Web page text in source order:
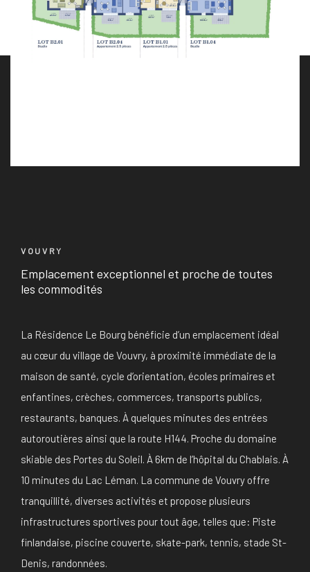
VOUVRY
Emplacement exceptionnel et proche de toutes
les commodités
La Résidence Le Bourg bénéficie d’un emplacement idéal
au cœur du village de Vouvry, à proximité immédiate de la
maison de santé, cycle d’orientation, écoles primaires et
enfantines, crèches, commerces, transports publics,
restaurants, banques. À quelques minutes des entrées
autoroutières ainsi que la route H144. Proche du domaine
skiable des Portes du Soleil. À 6km de l’hôpital du Chablais. À
10 minutes du Lac Léman. La commune de Vouvry offre
tranquillité, diverses activités et propose plusieurs
infrastructures sportives pour tout âge, telles que: Piste
finlandaise, piscine couverte, skate-park, tennis, stade St-
Denis, randonnées.